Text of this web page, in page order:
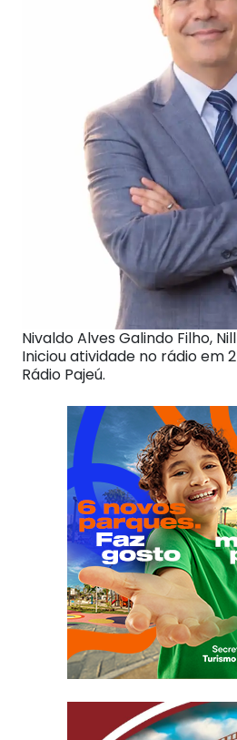
Nivaldo Alves Galindo Filho,
Iniciou atividade no rádio em
Rádio Pajeú.